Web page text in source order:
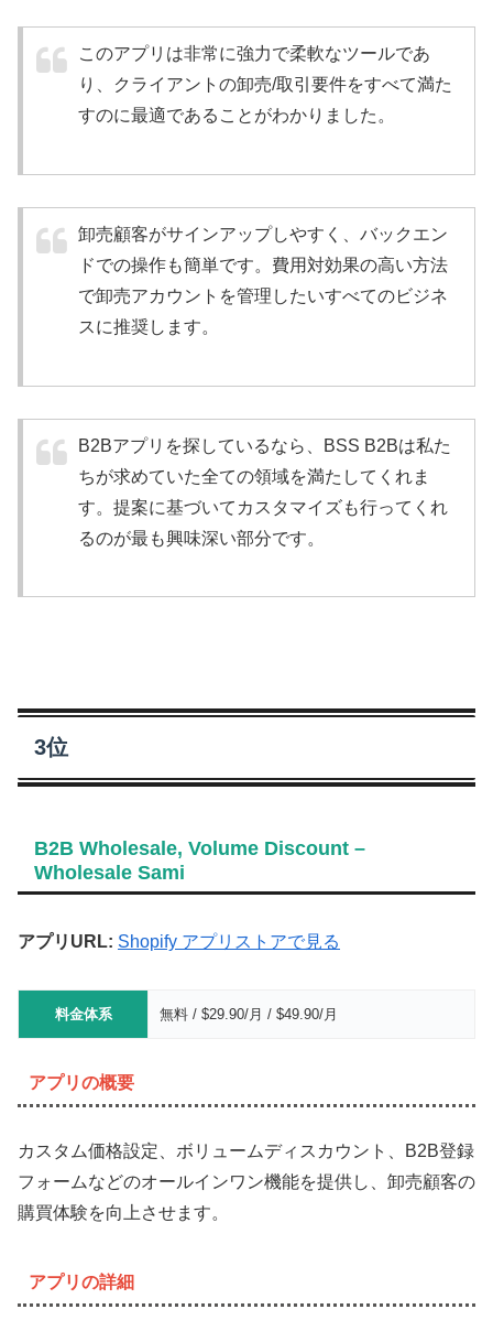
このアプリは非常に強力で柔軟なツールであ
り、クライアントの卸売/取引要件をすべて満た
すのに最適であることがわかりました。
卸売顧客がサインアップしやすく、バックエン
ドでの操作も簡単です。費用対効果の高い方法
で卸売アカウントを管理したいすべてのビジネ
スに推奨します。
B2Bアプリを探しているなら、BSS B2Bは私た
ちが求めていた全ての領域を満たしてくれま
す。提案に基づいてカスタマイズも行ってくれ
るのが最も興味深い部分です。
3位
B2B Wholesale, Volume Discount –
Wholesale Sami
アプリURL: Shopify アプリストアで見る
料金体系 無料 / $29.90/月 / $49.90/月
アプリの概要
カスタム価格設定、ボリュームディスカウント、B2B登録
フォームなどのオールインワン機能を提供し、卸売顧客の
購買体験を向上させます。
アプリの詳細